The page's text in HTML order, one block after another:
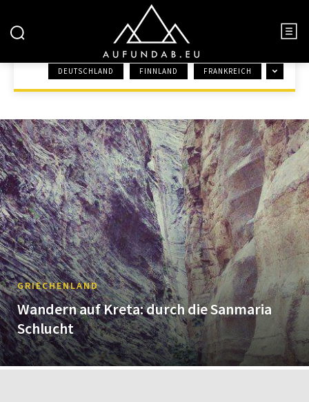
GRIECHENLAND
DEUTSCHLAND FINNLAND FRANKREICH
GRIECHENLAND
Wandern auf Kreta: durch die Sanmaria
Schlucht